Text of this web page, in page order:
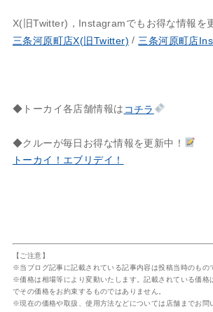
X(旧Twitter)，Instagramでもお得な情報を
三条河原町店X(旧Twitter) / 三条河原町店
◆トーカイ各店舗情報は コチラ
◆クルーが毎日お得な情報を更新中！
トーカイ！エブリデイ！
【ご注意】
※当ブログ記事に記載されている記事内容は投稿当時のもの
※価格は相場等により変動いたします。記載されている価格
でその価格をお約束するものではありません。
※現在の価格や取扱、使用方法などについては店舗までお問